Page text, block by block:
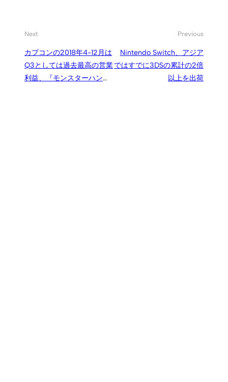
Next
カプコンの2018年4-12月は
Q3としては過去最高の営業
利益、『モンスターハンタ
Previous
Nintendo Switch、アジア
ではすでに3DSの累計の2倍
以上を出荷